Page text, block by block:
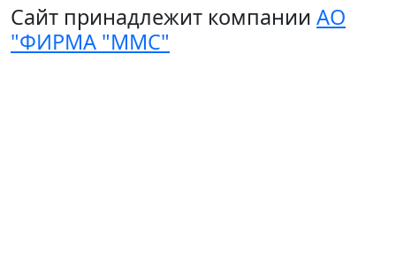
Сайт принадлежит компании АО
"ФИРМА "ММС"